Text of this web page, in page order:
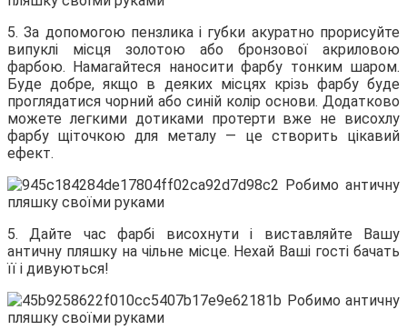
5. За допомогою пензлика і губки акуратно прорисуйте
випуклі місця золотою або бронзової акриловою
фарбою. Намагайтеся наносити фарбу тонким шаром.
Буде добре, якщо в деяких місцях крізь фарбу буде
проглядатися чорний або синій колір основи. Додатково
можете легкими дотиками протерти вже не висохлу
фарбу щіточкою для металу — це створить цікавий
ефект.
5. Дайте час фарбі висохнути і виставляйте Вашу
античну пляшку на чільне місце. Нехай Ваші гості бачать
її і дивуються!